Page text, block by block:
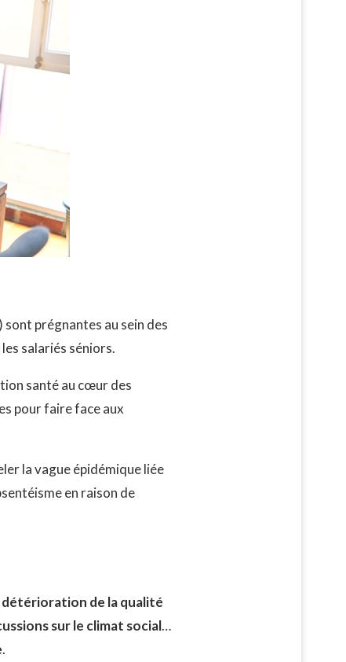
prégnantes au sein des
salariés séniors.
santé au cœur des
pour faire face aux
la vague épidémique liée
en raison de
de la qualité
sur le climat social…
.